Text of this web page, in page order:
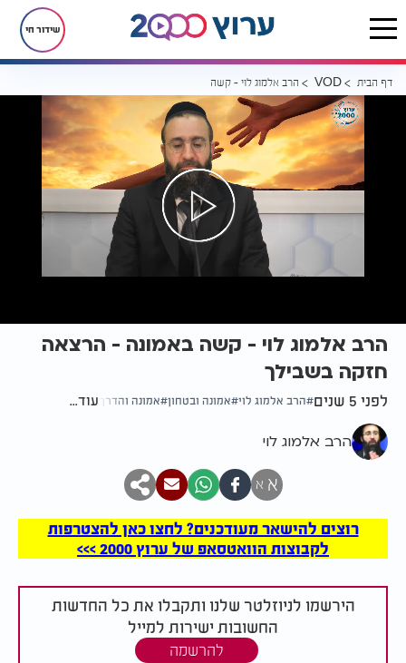
שידור חי
דף הבית VOD הרב אלמוג לוי - קשה באמונה - הרצאה חזקה בשבילך ️
הרב אלמוג לוי - קשה באמונה - הרצאה
חזקה בשבילך ️
לפני 5 שנים הרב אלמוג לוי אמונה ובטחון אמונה והדרך עוד...
הרב אלמוג לוי
א א
רוצים להישאר מעודכנים? לחצו כאן להצטרפות
לקבוצות הוואטסאפ של ערוץ 2000 >>>
הירשמו לניוזלטר שלנו ותקבלו את כל החדשות
החשובות ישירות למייל
להרשמה